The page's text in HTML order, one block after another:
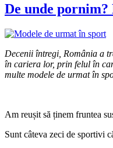
De unde
Decenii întregi, România a
în cariera lor, prin felul în
multe modele de urmat în
Am reușit să ținem fruntea
Sunt câteva zeci de sportivi